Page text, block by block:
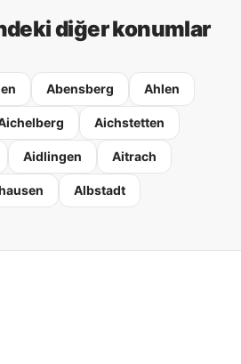
diğer konumlar
Abensberg Ahlen
Aichstetten
Aidlingen Aitrach
Albstadt